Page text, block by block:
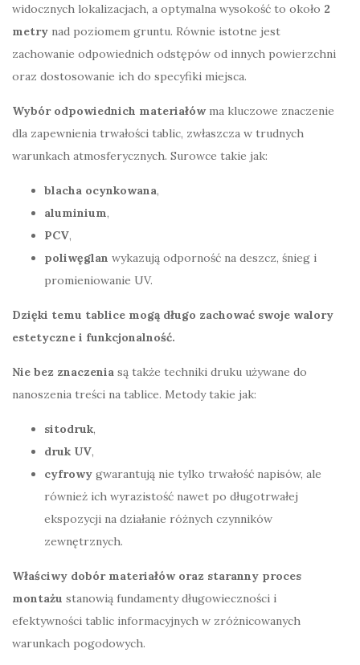
widocznych lokalizacjach, a optymalna wysokość to około 2
metry nad poziomem gruntu. Równie istotne jest
zachowanie odpowiednich odstępów od innych powierzchni
oraz dostosowanie ich do specyfiki miejsca.
Wybór odpowiednich materiałów ma kluczowe znaczenie
dla zapewnienia trwałości tablic, zwłaszcza w trudnych
warunkach atmosferycznych. Surowce takie jak:
blacha ocynkowana,
aluminium,
PCV,
poliwęglan wykazują odporność na deszcz, śnieg i
promieniowanie UV.
Dzięki temu tablice mogą długo zachować swoje walory
estetyczne i funkcjonalność.
Nie bez znaczenia są także techniki druku używane do
nanoszenia treści na tablice. Metody takie jak:
sitodruk,
druk UV,
cyfrowy gwarantują nie tylko trwałość napisów, ale
również ich wyrazistość nawet po długotrwałej
ekspozycji na działanie różnych czynników
zewnętrznych.
Właściwy dobór materiałów oraz staranny proces
montażu stanowią fundamenty długowieczności i
efektywności tablic informacyjnych w zróżnicowanych
warunkach pogodowych.